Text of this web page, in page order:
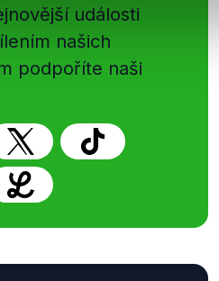
události
našich
podpoříte naši